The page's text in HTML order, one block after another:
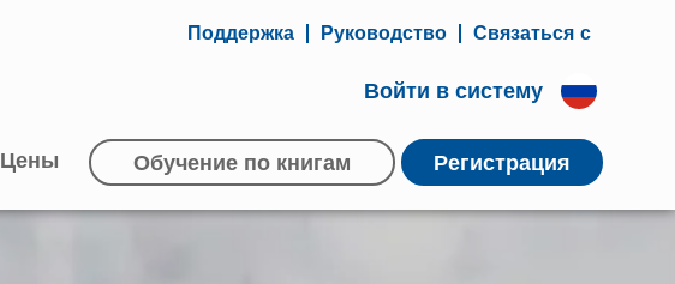
Поддержка Руководство Связаться с
Войти в систему
Цены Регистрация
Обучение по книгам